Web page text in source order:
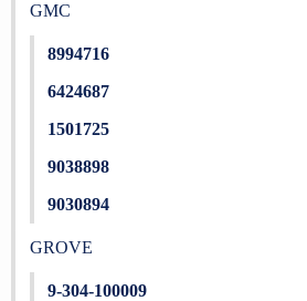
GMC
8994716
6424687
1501725
9038898
9030894
GROVE
9-304-100009